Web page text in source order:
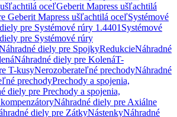
oceľGeberit Mapress ušľachtilá
Geberit Mapress ušľachtilá oceľSystémové
pre Systémové rúry 1.4401 Systémové
pre Systémové rúry
diely pre SpojkyRedukcieNáhradné
Náhradné diely pre KolenáT-
T-kusyNerozoberateľné prechodyNáhradné
prechodyPrechody a spojenia,
diely pre Prechody a spojenia,
Náhradné diely pre Axiálne
diely pre ZátkyNástenkyNáhradné